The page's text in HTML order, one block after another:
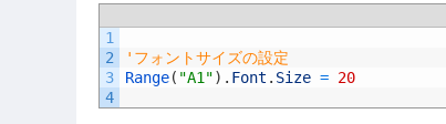
1
2
3
4
'フォントサイズの設定
Range( "A1") . Font . Size = 20